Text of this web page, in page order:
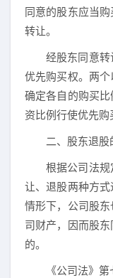
同意的股东应当
转让。
经股东同意
优先购买权。两
确定各自的购买
资比例行使优先购
二、股东退
根据公司法
让、退股两种方
情形下，公司股
司财产，因而股
的。
《公司法》